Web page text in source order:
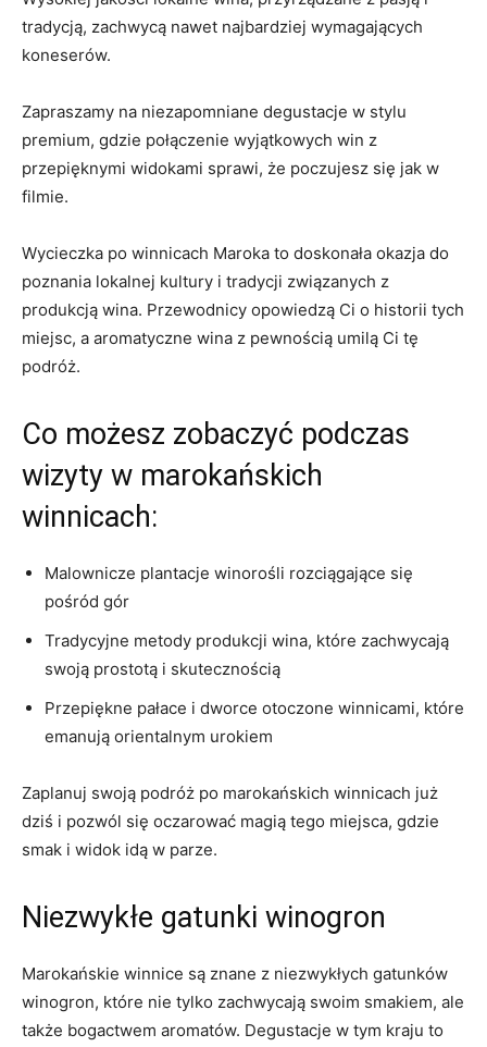
tradycją, zachwycą nawet najbardziej wymagających
koneserów.
Zapraszamy na niezapomniane degustacje w ‌stylu
premium, gdzie połączenie wyjątkowych win z
przepięknymi widokami sprawi, że poczujesz się jak w
filmie.
Wycieczka po winnicach⁢ Maroka to doskonała okazja do
poznania⁤ lokalnej kultury i ⁢tradycji związanych z
produkcją wina. Przewodnicy opowiedzą Ci o historii tych
miejsc, a aromatyczne wina z pewnością ‌umilą Ci tę
podróż.
Co⁤ możesz zobaczyć podczas ​
wizyty w marokańskich
winnicach:
Malownicze​ plantacje winorośli rozciągające się
pośród gór
Tradycyjne​ metody produkcji ⁤wina, które⁣ zachwycają
swoją prostotą i skutecznością
Przepiękne pałace ‍i dworce ⁣otoczone winnicami, które
emanują‍ orientalnym urokiem
Zaplanuj swoją ⁢podróż po​ marokańskich winnicach już
dziś⁢ i pozwól ⁣się oczarować magią tego​ miejsca, gdzie
smak ‌i widok⁤ idą w parze.
Niezwykłe ​gatunki winogron
Marokańskie winnice są znane z niezwykłych gatunków⁣
winogron, które nie tylko ⁢zachwycają swoim smakiem, ⁤ale
także bogactwem aromatów. Degustacje ⁢w tym kraju to